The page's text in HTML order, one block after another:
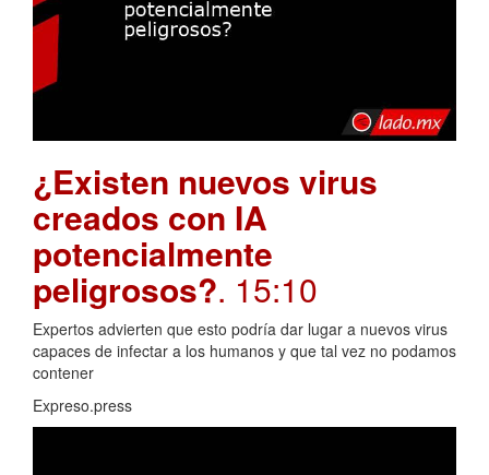
¿Existen nuevos virus
creados con IA
potencialmente
peligrosos?. 15:10
Expertos advierten que esto podría dar lugar a nuevos virus
capaces de infectar a los humanos y que tal vez no podamos
contener
Expreso.press